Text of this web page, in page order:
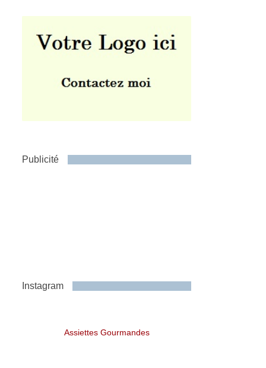
Publicité
Instagram
Assiettes Gourmandes